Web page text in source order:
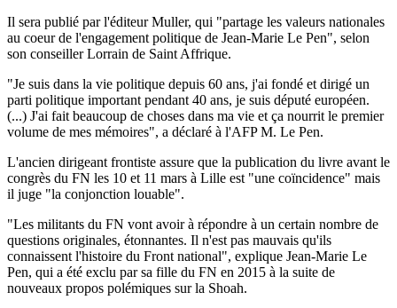
Il sera publié par l'éditeur Muller, qui "partage les valeurs nationales
au coeur de l'engagement politique de Jean-Marie Le Pen", selon
son conseiller Lorrain de Saint Affrique.
"Je suis dans la vie politique depuis 60 ans, j'ai fondé et dirigé un
parti politique important pendant 40 ans, je suis député européen.
(...) J'ai fait beaucoup de choses dans ma vie et ça nourrit le premier
volume de mes mémoires", a déclaré à l'AFP M. Le Pen.
L'ancien dirigeant frontiste assure que la publication du livre avant le
congrès du FN les 10 et 11 mars à Lille est "une coïncidence" mais
il juge "la conjonction louable".
"Les militants du FN vont avoir à répondre à un certain nombre de
questions originales, étonnantes. Il n'est pas mauvais qu'ils
connaissent l'histoire du Front national", explique Jean-Marie Le
Pen, qui a été exclu par sa fille du FN en 2015 à la suite de
nouveaux propos polémiques sur la Shoah.